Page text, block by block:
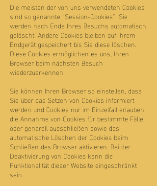
Die meisten der von uns verwendeten Cookies
sind so genannte “Session-Cookies”. Sie
werden nach Ende Ihres Besuchs automatisch
gelöscht. Andere Cookies bleiben auf Ihrem
Endgerät gespeichert bis Sie diese löschen.
Diese Cookies ermöglichen es uns, Ihren
Browser beim nächsten Besuch
wiederzuerkennen.
Sie können Ihren Browser so einstellen, dass
Sie über das Setzen von Cookies informiert
werden und Cookies nur im Einzelfall erlauben,
die Annahme von Cookies für bestimmte Fälle
oder generell ausschließen sowie das
automatische Löschen der Cookies beim
Schließen des Browser aktivieren. Bei der
Deaktivierung von Cookies kann die
Funktionalität dieser Website eingeschränkt
sein.